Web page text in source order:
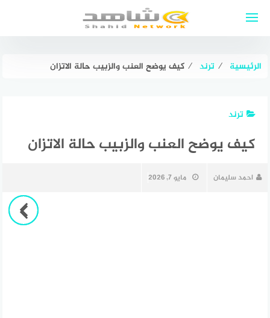
الرئيسية ⁄ ترند ⁄ كيف يوضح العنب والزبيب حالة الاتزان
ترند
كيف يوضح العنب والزبيب حالة الاتزان
احمد سليمان مايو 7, 2026